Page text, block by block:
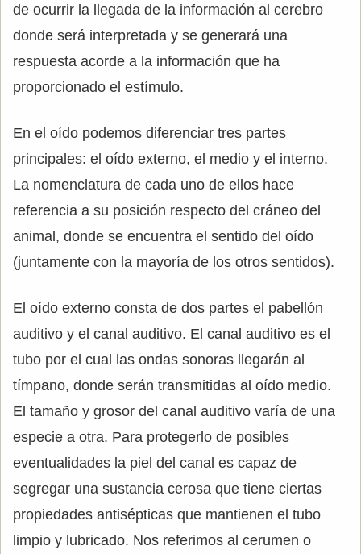
de ocurrir la llegada de la información al cerebro
donde será interpretada y se generará una
respuesta acorde a la información que ha
proporcionado el estímulo.
En el oído podemos diferenciar tres partes
principales: el oído externo, el medio y el interno.
La nomenclatura de cada uno de ellos hace
referencia a su posición respecto del cráneo del
animal, donde se encuentra el sentido del oído
(juntamente con la mayoría de los otros sentidos).
El oído externo consta de dos partes el pabellón
auditivo y el canal auditivo. El canal auditivo es el
tubo por el cual las ondas sonoras llegarán al
tímpano, donde serán transmitidas al oído medio.
El tamaño y grosor del canal auditivo varía de una
especie a otra. Para protegerlo de posibles
eventualidades la piel del canal es capaz de
segregar una sustancia cerosa que tiene ciertas
propiedades antisépticas que mantienen el tubo
limpio y lubricado. Nos referimos al cerumen o